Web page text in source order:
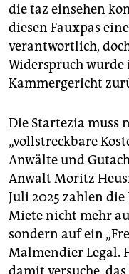
die taz einsehen
diesen Fauxpas
verantwortlich,
Widerspruch wurde
Kammergericht
Die Startezia muss
„vollstreckbare
Anwälte und
Anwalt Moritz
Juli 2025 zahlen
Miete nicht mehr
sondern auf ein
Malmendier Legal.